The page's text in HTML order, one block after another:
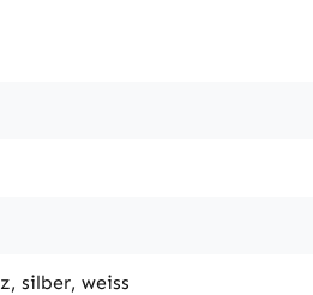
silber, weiss